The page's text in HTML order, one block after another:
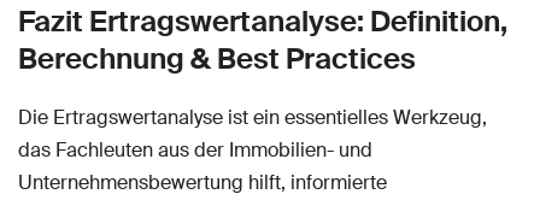
Fazit Ertragswertanalyse: Definition,
Berechnung & Best Practices
Die Ertragswertanalyse ist ein essentielles Werkzeug,
das Fachleuten aus der Immobilien- und
Unternehmensbewertung hilft, informierte